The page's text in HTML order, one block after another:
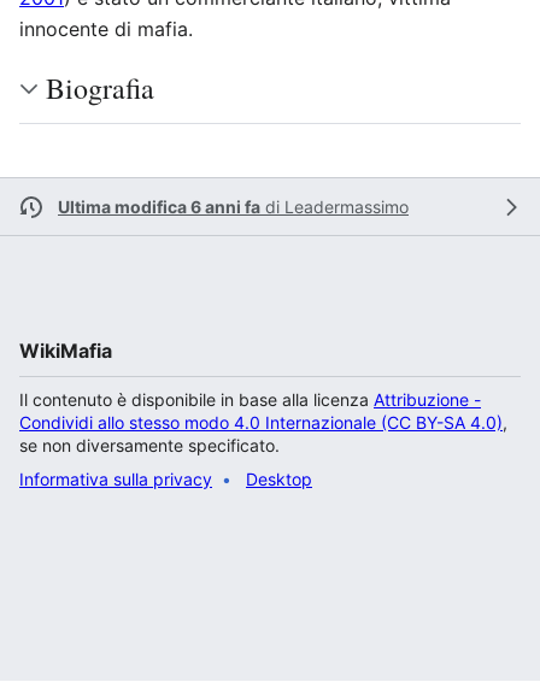
innocente di mafia.
Biografia
Ultima modifica 6 anni fa di Leadermassimo
WikiMafia
Il contenuto è disponibile in base alla licenza Attribuzione -
Condividi allo stesso modo 4.0 Internazionale (CC BY-SA 4.0),
se non diversamente specificato.
Informativa sulla privacy
Desktop